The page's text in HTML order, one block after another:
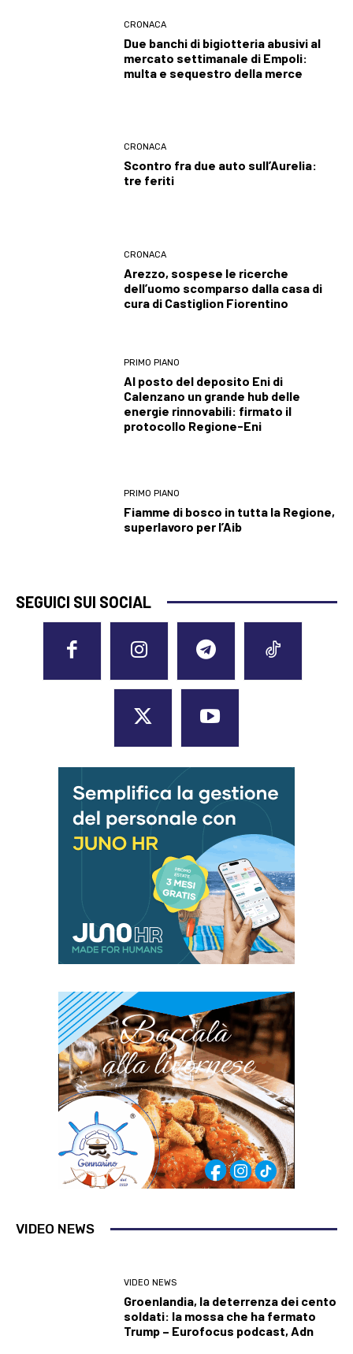
CRONACA
Due banchi di bigiotteria abusivi al
mercato settimanale di Empoli:
multa e sequestro della merce
CRONACA
Scontro fra due auto sull’Aurelia:
tre feriti
CRONACA
Arezzo, sospese le ricerche
dell’uomo scomparso dalla casa di
cura di Castiglion Fiorentino
PRIMO PIANO
Al posto del deposito Eni di
Calenzano un grande hub delle
energie rinnovabili: firmato il
protocollo Regione-Eni
PRIMO PIANO
Fiamme di bosco in tutta la Regione,
superlavoro per l’Aib
SEGUICI SUI SOCIAL
VIDEO NEWS
VIDEO NEWS
Groenlandia, la deterrenza dei cento
soldati: la mossa che ha fermato
Trump – Eurofocus podcast, Adn